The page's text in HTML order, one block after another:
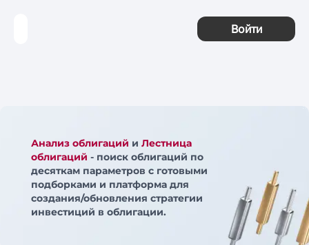
Войти
Анализ облигаций и Лестница
облигаций - поиск облигаций по
десяткам параметров с готовыми
подборками и платформа для
создания/обновления стратегии
инвестиций в облигации.